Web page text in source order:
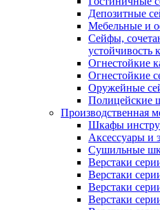
Депозитные
Мебельные и
Сейфы,
устойчивость
Огнестойкие
Огнестойкие
Оружейные
Полицейские
Производственная
Шкафы
Аксессуары и
Cушильные
Верстаки
Верстаки
Верстаки
Верстаки